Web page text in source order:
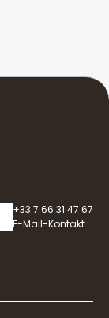
+33 7 66 31 47 67
E-Mail-Kontakt